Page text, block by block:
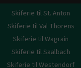
Skiferie til St. Anton
Skiferie til Val Thorens
Skiferie til Wagrain
Skiferie til Saalbach
Skiferie til Westendorf